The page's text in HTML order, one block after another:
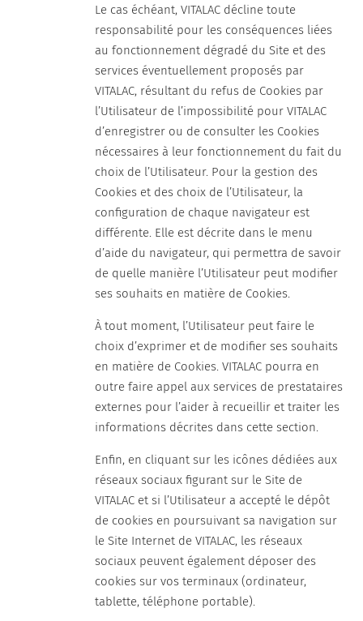
Le cas échéant, VITALAC décline toute
responsabilité pour les conséquences liées
au fonctionnement dégradé du Site et des
services éventuellement proposés par
VITALAC, résultant du refus de Cookies par
l’Utilisateur de l’impossibilité pour VITALAC
d’enregistrer ou de consulter les Cookies
nécessaires à leur fonctionnement du fait du
choix de l’Utilisateur. Pour la gestion des
Cookies et des choix de l’Utilisateur, la
configuration de chaque navigateur est
différente. Elle est décrite dans le menu
d’aide du navigateur, qui permettra de savoir
de quelle manière l’Utilisateur peut modifier
ses souhaits en matière de Cookies.
À tout moment, l’Utilisateur peut faire le
choix d’exprimer et de modifier ses souhaits
en matière de Cookies. VITALAC pourra en
outre faire appel aux services de prestataires
externes pour l’aider à recueillir et traiter les
informations décrites dans cette section.
Enfin, en cliquant sur les icônes dédiées aux
réseaux sociaux figurant sur le Site de
VITALAC et si l’Utilisateur a accepté le dépôt
de cookies en poursuivant sa navigation sur
le Site Internet de VITALAC, les réseaux
sociaux peuvent également déposer des
cookies sur vos terminaux (ordinateur,
tablette, téléphone portable).